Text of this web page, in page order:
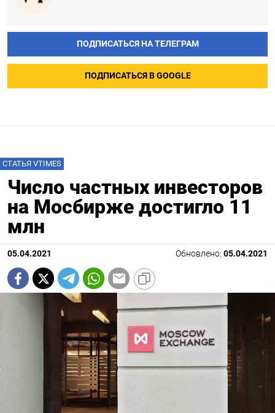
ПОДПИСАТЬСЯ НА ТЕЛЕГРАМ
ПОДПИСАТЬСЯ В GOOGLE
СТАТЬЯ VTIMES
Число частных инвесторов
на Мосбирже достигло 11
млн
05.04.2021 Обновлено: 05.04.2021